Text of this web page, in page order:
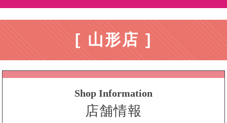
[ 山形店 ]
Shop Information
店舗情報